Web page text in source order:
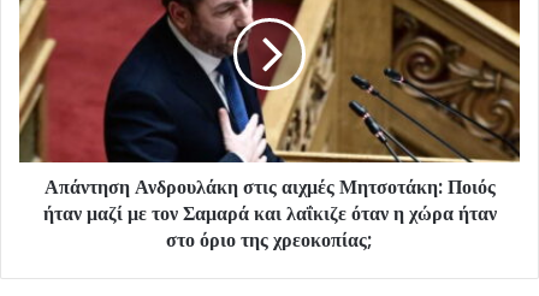
Απάντηση Ανδρουλάκη στις αιχμές Μητσοτάκη: Ποιός
ήταν μαζί με τον Σαμαρά και λαΐκιζε όταν η χώρα ήταν
στο όριο της χρεοκοπίας;